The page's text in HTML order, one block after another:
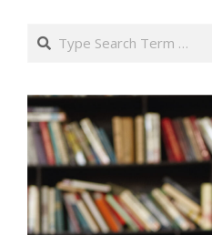
Search